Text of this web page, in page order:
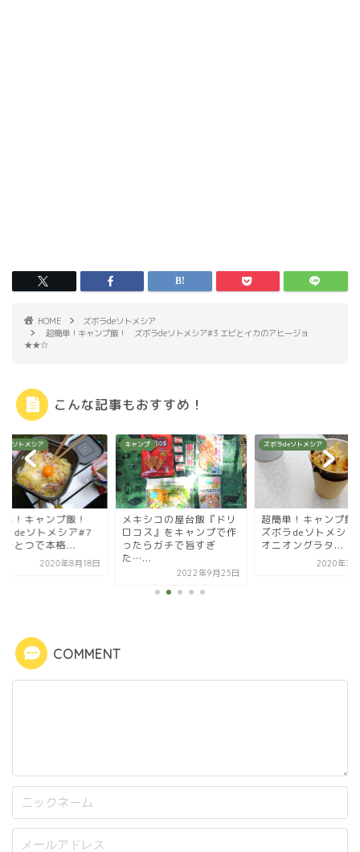
HOME
ズボラdeソトメシア
超簡単！キャンプ飯！ ズボラdeソトメシア#3 エビとイカのアヒージョ
★★☆
こんな記事もおすすめ！
コの屋台飯『ドリ
』をキャンプで作
らガチで旨すぎ
ズボラdeソトメシア
超簡単！キャンプ飯！
ズボラdeソトメシア#1
オニオングラタ...
ズボラdeソトメシア
超簡単！キャンプ
ズボラdeソトメシ
お鍋ひとつなんちゃ
2020年6
COMMENT